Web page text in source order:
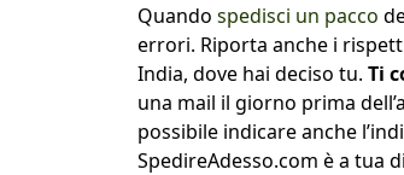
Quando spedisci un pacco
errori. Riporta anche i
India, dove hai deciso tu. Ti
una mail il giorno prima
possibile indicare anche
SpedireAdesso.com è a tua